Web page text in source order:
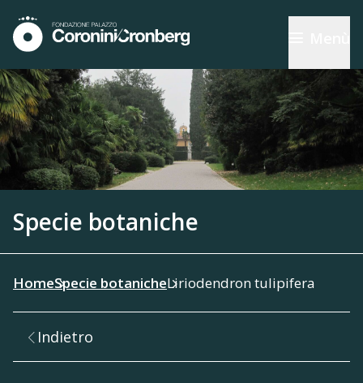
Specie botaniche
HomeSpecie botanicheLiriodendron tulipifera
Indietro